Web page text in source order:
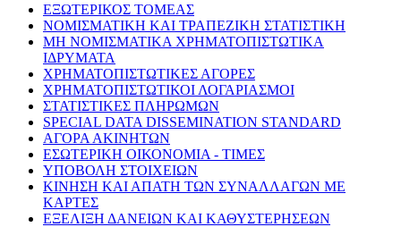
ΕΞΩΤΕΡΙΚΟΣ ΤΟΜΕΑΣ
ΝΟΜΙΣΜΑΤΙΚΗ ΚΑΙ ΤΡΑΠΕΖΙΚΗ ΣΤΑΤΙΣΤΙΚΗ
ΜΗ ΝΟΜΙΣΜΑΤΙΚΑ ΧΡΗΜΑΤΟΠΙΣΤΩΤΙΚΑ
ΙΔΡΥΜΑΤΑ
ΧΡΗΜΑΤΟΠΙΣΤΩΤΙΚΕΣ ΑΓΟΡΕΣ
ΧΡΗΜΑΤΟΠΙΣΤΩΤΙΚΟΙ ΛΟΓΑΡΙΑΣΜΟΙ
ΣΤΑΤΙΣΤΙΚΕΣ ΠΛΗΡΩΜΩΝ
SPECIAL DATA DISSEMINATION STANDARD
ΑΓΟΡΑ ΑΚΙΝΗΤΩΝ
ΕΣΩΤΕΡΙΚΗ ΟΙΚΟΝΟΜΙΑ - ΤΙΜΕΣ
ΥΠΟΒΟΛΗ ΣΤΟΙΧΕΙΩΝ
ΚΙΝΗΣΗ ΚΑΙ ΑΠΑΤΗ ΤΩΝ ΣΥΝΑΛΛΑΓΩΝ ΜΕ
ΚΑΡΤΕΣ
ΕΞΕΛΙΞΗ ΔΑΝΕΙΩΝ ΚΑΙ ΚΑΘΥΣΤΕΡΗΣΕΩΝ